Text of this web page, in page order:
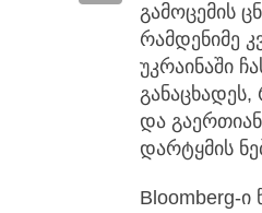
გამოცემის
რამდენიმე
უკრაინაში
განაცხადეს,
და
დარტყმის
Bloomberg-ი